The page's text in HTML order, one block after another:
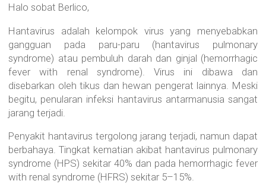
Halo sobat Berlico,
Hantavirus adalah kelompok virus yang menyebabkan
gangguan pada paru-paru (hantavirus pulmonary
syndrome) atau pembuluh darah dan ginjal (hemorrhagic
fever with renal syndrome). Virus ini dibawa dan
disebarkan oleh tikus dan hewan pengerat lainnya. Meski
begitu, penularan infeksi hantavirus antarmanusia sangat
jarang terjadi.
Penyakit hantavirus tergolong jarang terjadi, namun dapat
berbahaya. Tingkat kematian akibat hantavirus pulmonary
syndrome (HPS) sekitar 40% dan pada hemorrhagic fever
with renal syndrome (HFRS) sekitar 5–15%.